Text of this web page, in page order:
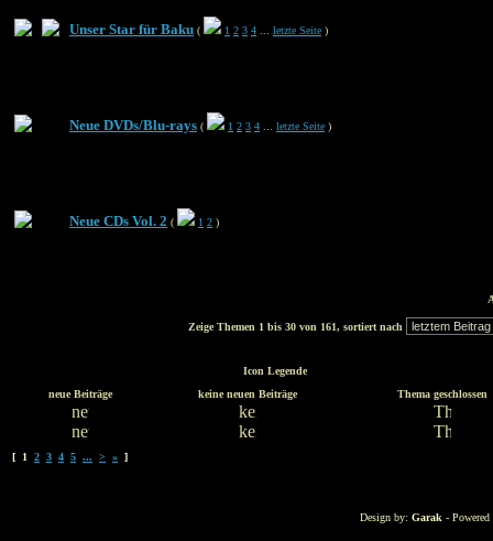
Unser Star für Baku ( 1 2 3 4 letzte Seite )
Neue DVDs/Blu-rays ( 1 2 3 4 letzte Seite )
Neue CDs Vol. 2 ( 1 2 )
Zeige Themen 1 bis 30 von 161, sortiert nach
Icon Legende
neue Beiträge
keine neuen Beiträge Thema geschlossen
[ 1 2 3 4 5 ... > » ]
Design by: Garak -